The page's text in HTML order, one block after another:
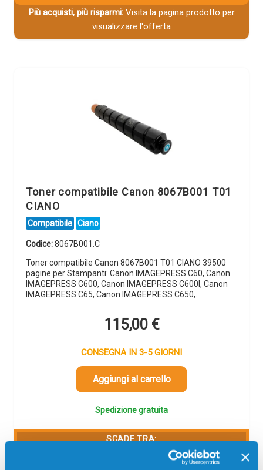
Più acquisti, più risparmi:Visita la pagina prodotto per
visualizzare l'offerta
Toner compatibile Canon 8067B001 T01
CIANO
Compatibile Ciano
Codice:8067B001.C
Toner compatibile Canon 8067B001 T01 CIANO 39500
pagine per Stampanti: Canon IMAGEPRESS C60, Canon
IMAGEPRESS C600, Canon IMAGEPRESS C600I, Canon
IMAGEPRESS C65, Canon IMAGEPRESS C650,…
115,00 €
CONSEGNA IN 3-5 GIORNI
Aggiungi al carrello
Spedizione gratuita
SCADE TRA:
25
sec